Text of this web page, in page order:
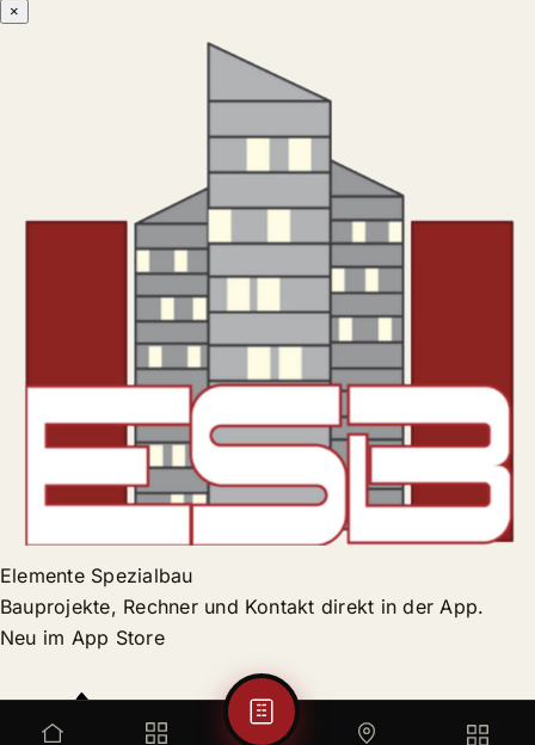
×
Elemente Spezialbau
Bauprojekte, Rechner und Kontakt direkt in der App.
Neu im App Store